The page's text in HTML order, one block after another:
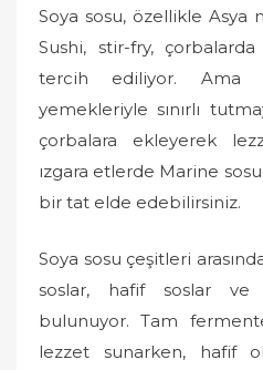
Soya sosu, özellikle Asya
Sushi, stir-fry,
tercih ediliyor. Ama
yemekleriyle sınırlı
çorbalara ekleyerek
ızgara etlerde Marine
bir tat elde edebilirsiniz.
Soya sosu çeşitleri
soslar, hafif soslar ve
bulunuyor. Tam
lezzet sunarken, hafif